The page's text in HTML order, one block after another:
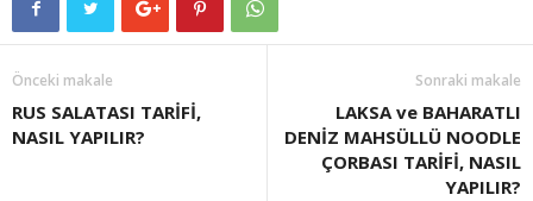
Önceki makale
RUS SALATASI TARİFİ,
NASIL YAPILIR?
Sonraki makale
LAKSA ve BAHARATLI
DENİZ MAHSÜLLÜ NOODLE
ÇORBASI TARİFİ, NASIL
YAPILIR?